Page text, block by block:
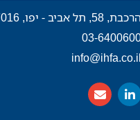
הרכבת, 58, תל אביב - יפו, 6777016
03-
info@ihfa.co.il